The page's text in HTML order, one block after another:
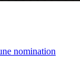
nomination